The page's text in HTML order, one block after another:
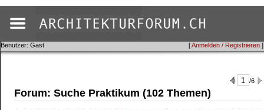
[Anmelden / Registrieren ]
Benutzer: Gast
/6
Forum: Suche Praktikum (102 Themen)